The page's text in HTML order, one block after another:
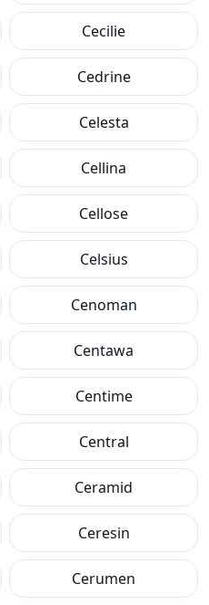
Cecilie
Cedrine
Celesta
Cellina
Cellose
Celsius
Cenoman
Centawa
Centime
Central
Ceramid
Ceresin
Cerumen